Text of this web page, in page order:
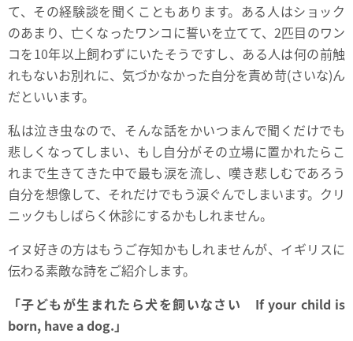
て、その経験談を聞くこともあります。ある人はショック
のあまり、亡くなったワンコに誓いを立てて、2匹目のワン
コを10年以上飼わずにいたそうですし、ある人は何の前触
れもないお別れに、気づかなかった自分を責め苛(さいな)ん
だといいます。
私は泣き虫なので、そんな話をかいつまんで聞くだけでも
悲しくなってしまい、もし自分がその立場に置かれたらこ
れまで生きてきた中で最も涙を流し、嘆き悲しむであろう
自分を想像して、それだけでもう涙ぐんでしまいます。クリ
ニックもしばらく休診にするかもしれません。
イヌ好きの方はもうご存知かもしれませんが、イギリスに
伝わる素敵な詩をご紹介します。
「子どもが生まれたら犬を飼いなさい If your child is
born, have a dog.」